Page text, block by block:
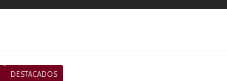
DESTACADOS